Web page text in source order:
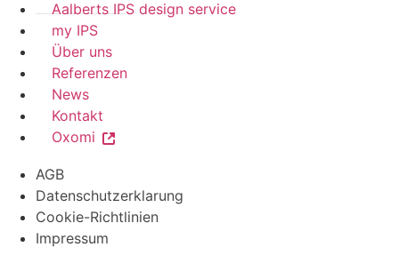
Aalberts IPS design service
my IPS
Über uns
Referenzen
News
Kontakt
Oxomi
AGB
Datenschutzerklarung
Cookie-Richtlinien
Impressum